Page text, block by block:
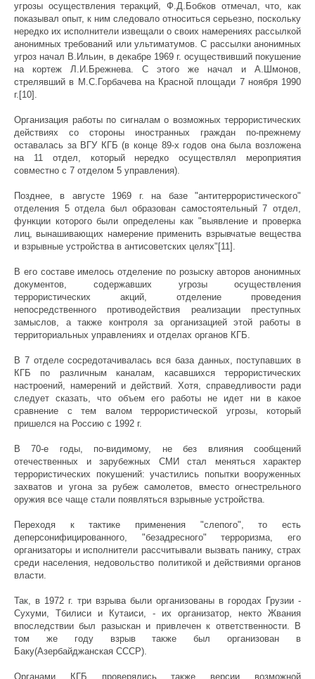
угрозы осуществления теракций, Ф.Д.Бобков отмечал, что, как
показывал опыт, к ним следовало относиться серьезно, поскольку
нередко их исполнители извещали о своих намерениях рассылкой
анонимных требований или ультиматумов. С рассылки анонимных
угроз начал В.Ильин, в декабре 1969 г. осуществивший покушение
на кортеж Л.И.Брежнева. С этого же начал и А.Шмонов,
стрелявший в М.С.Горбачева на Красной площади 7 ноября 1990
г.[10].
Организация работы по сигналам о возможных террористических
действиях со стороны иностранных граждан по-прежнему
оставалась за ВГУ КГБ (в конце 89-х годов она была возложена
на 11 отдел, который нередко осуществлял мероприятия
совместно с 7 отделом 5 управления).
Позднее, в августе 1969 г. на базе "антитеррористического"
отделения 5 отдела был образован самостоятельный 7 отдел,
функции которого были определены как "выявление и проверка
лиц, вынашивающих намерение применить взрывчатые вещества
и взрывные устройства в антисоветских целях"[11].
В его составе имелось отделение по розыску авторов анонимных
документов, содержавших угрозы осуществления
террористических акций, отделение проведения
непосредственного противодействия реализации преступных
замыслов, а также контроля за организацией этой работы в
территориальных управлениях и отделах органов КГБ.
В 7 отделе сосредотачивалась вся база данных, поступавших в
КГБ по различным каналам, касавшихся террористических
настроений, намерений и действий. Хотя, справедливости ради
следует сказать, что объем его работы не идет ни в какое
сравнение с тем валом террористической угрозы, который
пришелся на Россию с 1992 г.
В 70-е годы, по-видимому, не без влияния сообщений
отечественных и зарубежных СМИ стал меняться характер
террористических покушений: участились попытки вооруженных
захватов и угона за рубеж самолетов, вместо огнестрельного
оружия все чаще стали появляться взрывные устройства.
Переходя к тактике применения "слепого", то есть
деперсонифицированного, "безадресного" терроризма, его
организаторы и исполнители рассчитывали вызвать панику, страх
среди населения, недовольство политикой и действиями органов
власти.
Так, в 1972 г. три взрыва были организованы в городах Грузии -
Сухуми, Тбилиси и Кутаиси, - их организатор, некто Жвания
впоследствии был разыскан и привлечен к ответственности. В
том же году взрыв также был организован в
Баку(Азербайджанская СССР).
Органами КГБ проверялись также версии возможной